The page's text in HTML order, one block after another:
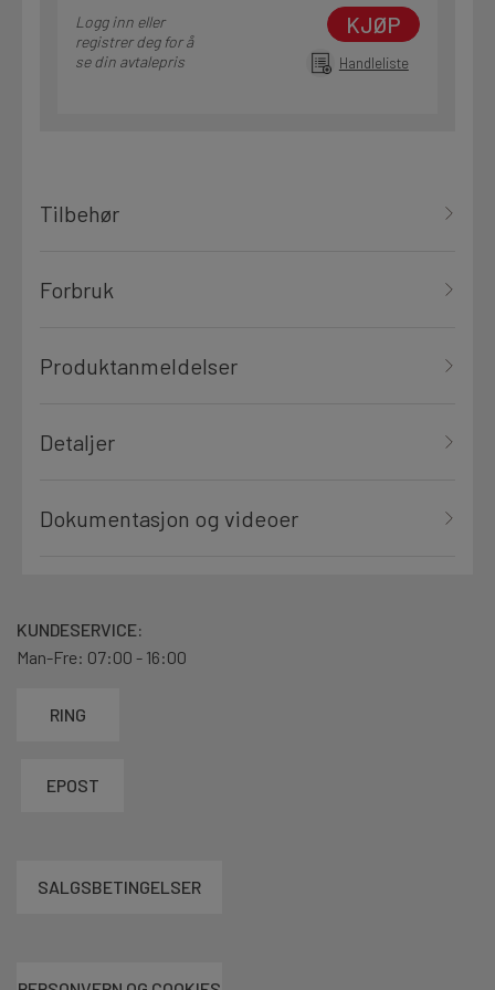
Logg inn eller
registrer deg for å
se din avtalepris
KJØP
Handleliste
Tilbehør
Forbruk
Produktanmeldelser
Detaljer
Dokumentasjon og videoer
KUNDESERVICE:
Man-Fre: 07:00 - 16:00
RING
EPOST
SALGSBETINGELSER